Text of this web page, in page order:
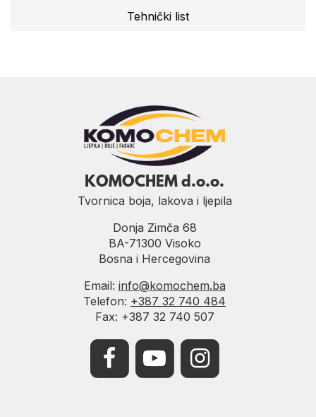
Tehnički list
KOMOCHEM d.o.o.
Tvornica boja, lakova i ljepila
Donja Zimča 68
BA-71300 Visoko
Bosna i Hercegovina
Email: info@komochem.ba
Telefon: +387 32 740 484
Fax: +387 32 740 507